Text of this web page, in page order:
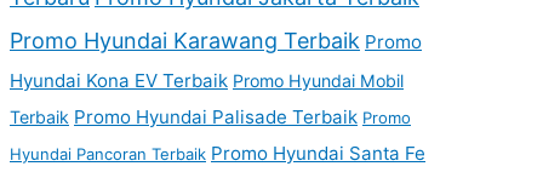
Promo Hyundai Karawang Terbaik Promo
Hyundai Kona EV Terbaik Promo Hyundai Mobil
Terbaik Promo Hyundai Palisade Terbaik Promo
Hyundai Pancoran Terbaik Promo Hyundai Santa Fe